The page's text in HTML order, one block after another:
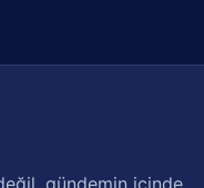
gündemin içinde